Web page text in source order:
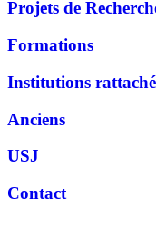
Projets de
Formations
Institutions
Anciens
USJ
Contact